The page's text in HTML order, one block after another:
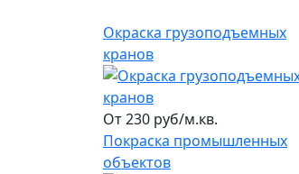
Окраска грузоподъемных
кранов
От 230 руб/м.кв.
Покраска промышленных
объектов